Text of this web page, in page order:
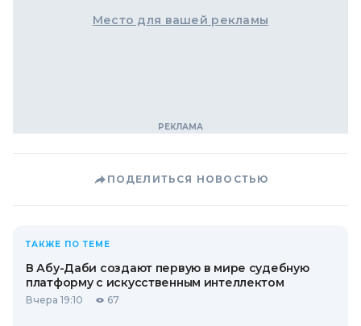
Место для вашей рекламы
ПОДЕЛИТЬСЯ НОВОСТЬЮ
ТАКЖЕ ПО ТЕМЕ
В Абу-Даби создают первую в мире судебную
платформу с искусственным интеллектом
Вчера 19:10 67